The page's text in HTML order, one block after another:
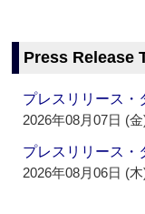
Press Release
プレスリリース
2026年08月07日 (金
プレスリリース
2026年08月06日 (木